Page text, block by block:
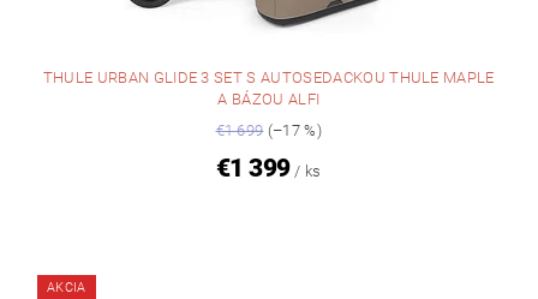
THULE URBAN GLIDE 3 SET S AUTOSEDACKOU THULE MAPLE
A BÁZOU ALFI
€1 699(–17 %)
€1 399 / ks
AKCIA